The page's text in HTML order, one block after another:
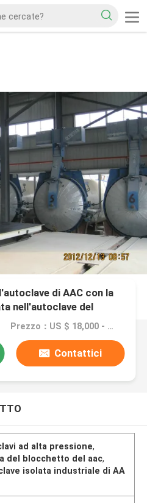
di AAC con la
nell'autoclave del
Prezzo：US $ 18,000 - 120,000 / Set
Contattici
ad alta pressione,
del blocchetto del aac,
isolata industriale di AA